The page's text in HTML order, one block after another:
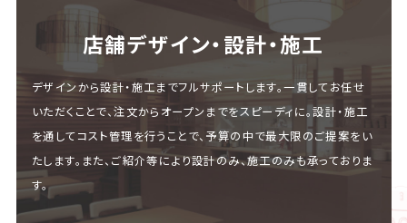
店舗デザイン・設計・施⼯
デザインから設計・施工までフルサポートします。一貫してお任せ
いただくことで、注文からオープンまでをスピーディに。設計・施工
を通してコスト管理を行うことで、予算の中で最大限のご提案をい
たします。また、ご紹介等により設計のみ、施工のみも承っておりま
す。